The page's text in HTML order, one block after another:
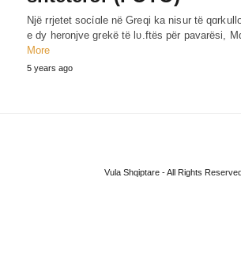
Një rrjetet socίɑle në Greqi ka nisur të
e dy heronjve grekë të lυ.ftës për pavarësi,
More
5 years ago
Vula Shqiptare - All Rights